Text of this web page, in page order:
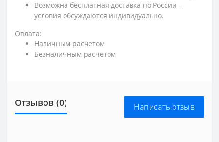
Возможна бесплатная доставка по России -
условия обсуждаются индивидуально.
Оплата:
Наличным расчетом
Безналичным расчетом
Отзывов (0) Написать отзыв